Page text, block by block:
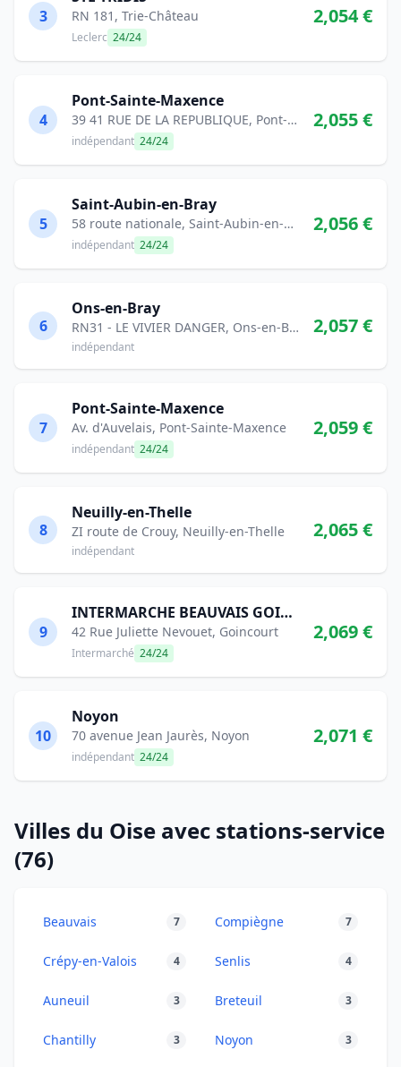
3 RN 181, Trie-Château
Leclerc 24/24
2,054 €
4
Pont-Sainte-Maxence
39 41 RUE DE LA REPUBLIQUE, Pont-Sainte-Maxence
indépendant 24/24
2,055 €
5
Saint-Aubin-en-Bray
58 route nationale, Saint-Aubin-en-Bray
indépendant 24/24
2,056 €
6
Ons-en-Bray
RN31 - LE VIVIER DANGER, Ons-en-Bray
indépendant
2,057 €
7
Pont-Sainte-Maxence
Av. d'Auvelais, Pont-Sainte-Maxence
indépendant 24/24
2,059 €
8
Neuilly-en-Thelle
ZI route de Crouy, Neuilly-en-Thelle
indépendant
2,065 €
9
INTERMARCHE BEAUVAIS GOINCOURT
42 Rue Juliette Nevouet, Goincourt
Intermarché 24/24
2,069 €
10
Noyon
70 avenue Jean Jaurès, Noyon
indépendant 24/24
2,071 €
Villes du Oise avec stations-service
(76)
Beauvais 7 Compiègne 7
Crépy-en-Valois 4 Senlis 4
Auneuil 3 Breteuil 3
Chantilly 3 Noyon 3